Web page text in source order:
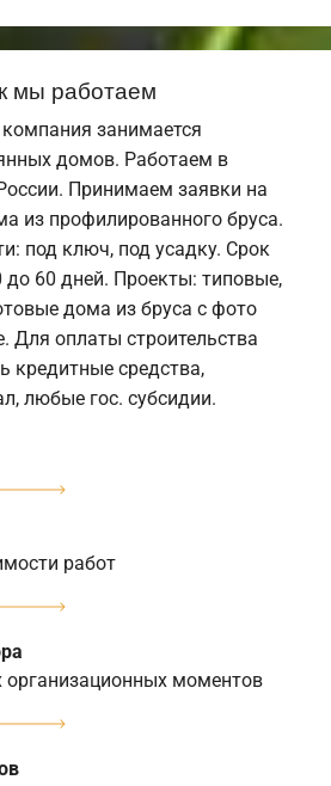
мы работаем
занимается
домов. Работаем в
Принимаем заявки на
из профилированного бруса.
под ключ, под усадку. Срок
до 60 дней. Проекты: типовые,
дома из бруса с фото
Для оплаты строительства
кредитные средства,
любые гос. субсидии.
работ
организационных моментов